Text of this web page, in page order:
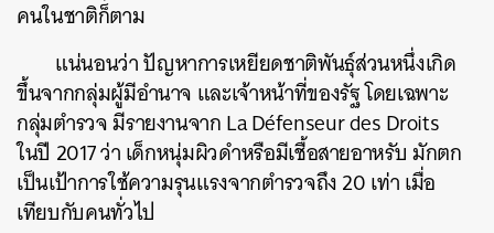
คนในชาติก็ตาม
แน่นอนว่า ปัญหาการเหยียดชาติพันธุ์ส่วนหนึ่งเกิด
ขึ้นจากกลุ่มผู้มีอำนาจ และเจ้าหน้าที่ของรัฐ โดยเฉพาะ
กลุ่มตำรวจ มีรายงานจากLa Défenseur des Droits
ในปี 2017 ว่า เด็กหนุ่มผิวดำหรือมีเชื้อสายอาหรับ มักตก
เป็นเป้าการใช้ความรุนแรงจากตำรวจถึง 20 เท่า เมื่อ
เทียบกับคนทั่วไป